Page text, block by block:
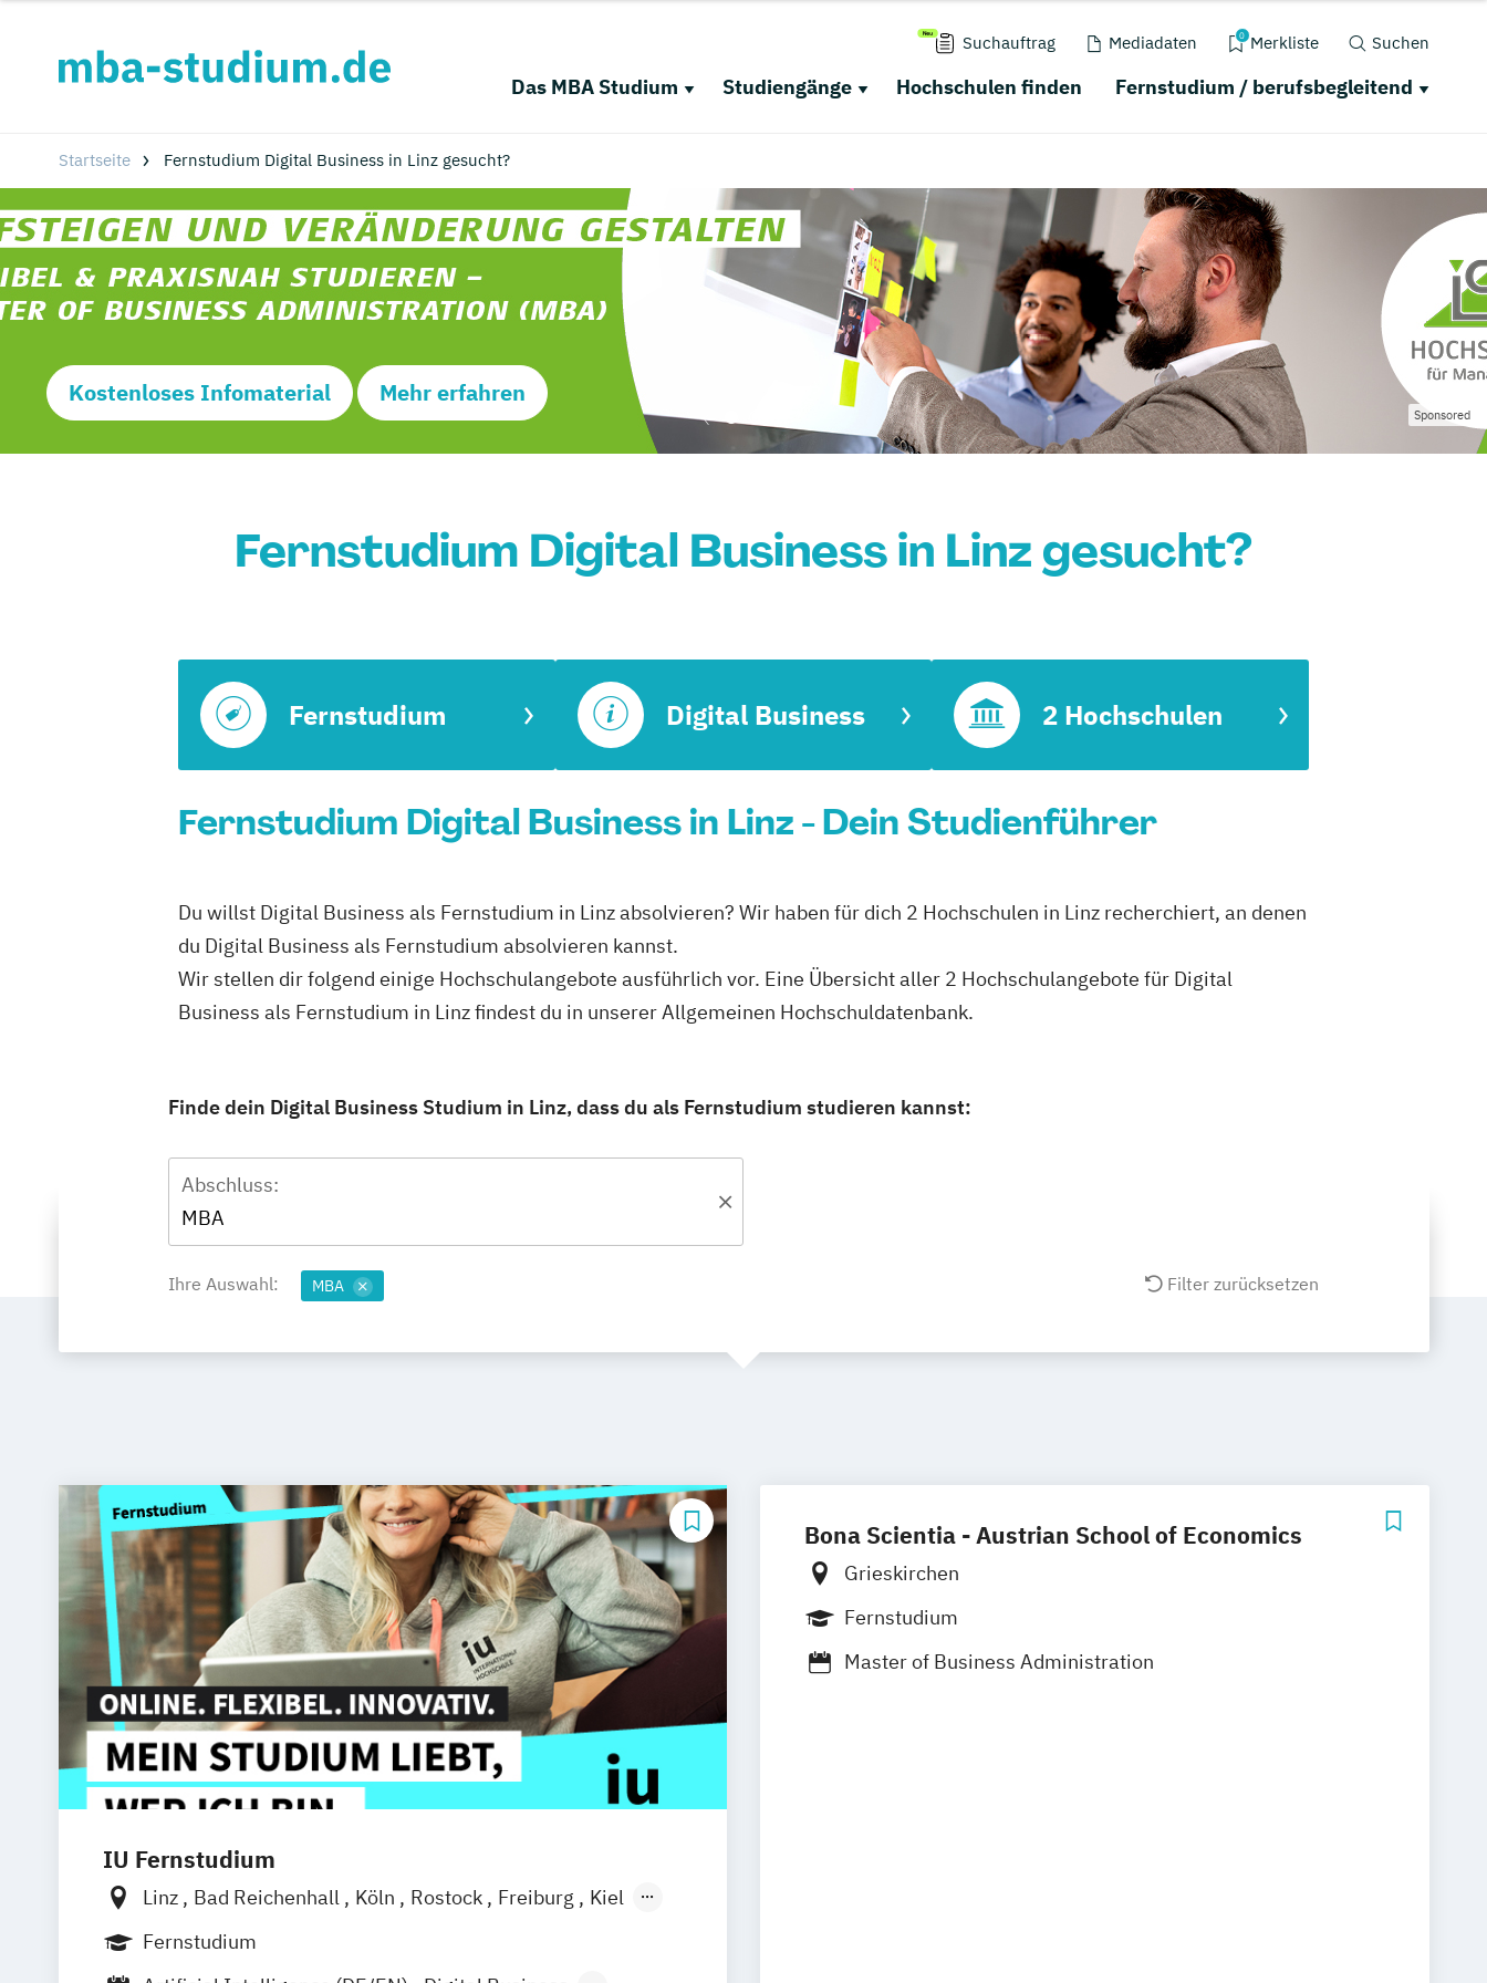
Suchauftrag Mediadaten 0 Merkliste Suchen
Das MBA Studium Studiengänge Hochschulen finden Fernstudium / berufsbegleitend
Startseite Fernstudium Digital Business in Linz gesucht?
Kostenloses Infomaterial Mehr erfahren
Sponsored
Fernstudium Digital Business in Linz gesucht?
Fernstudium Digital Business 2 Hochschulen
Fernstudium Digital Business in Linz - Dein Studienführer
Du willst Digital Business als Fernstudium in Linz absolvieren? Wir haben für dich 2 Hochschulen in Linz recherchiert, an denen
du Digital Business als Fernstudium absolvieren kannst.
Wir stellen dir folgend einige Hochschulangebote ausführlich vor. Eine Übersicht aller 2 Hochschulangebote für Digital
Business als Fernstudium in Linz findest du in unserer Allgemeinen Hochschuldatenbank.
Finde dein Digital Business Studium in Linz, dass du als Fernstudium studieren kannst:
Abschluss:
MBA
Ihre Auswahl: MBA Filter zurücksetzen
IU Fernstudium
Linz Bad Reichenhall Köln Rostock Freiburg
Kiel
Frankfurt am Main
Fernstudium
Bona Scientia - Austrian School of Economics
Grieskirchen
Fernstudium
Master of Business Administration